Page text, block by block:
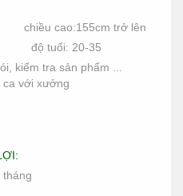
cao:155cm trở lên
độ tuổi: 20-35
kiểm tra sản phẩm ...
ca với xưởng